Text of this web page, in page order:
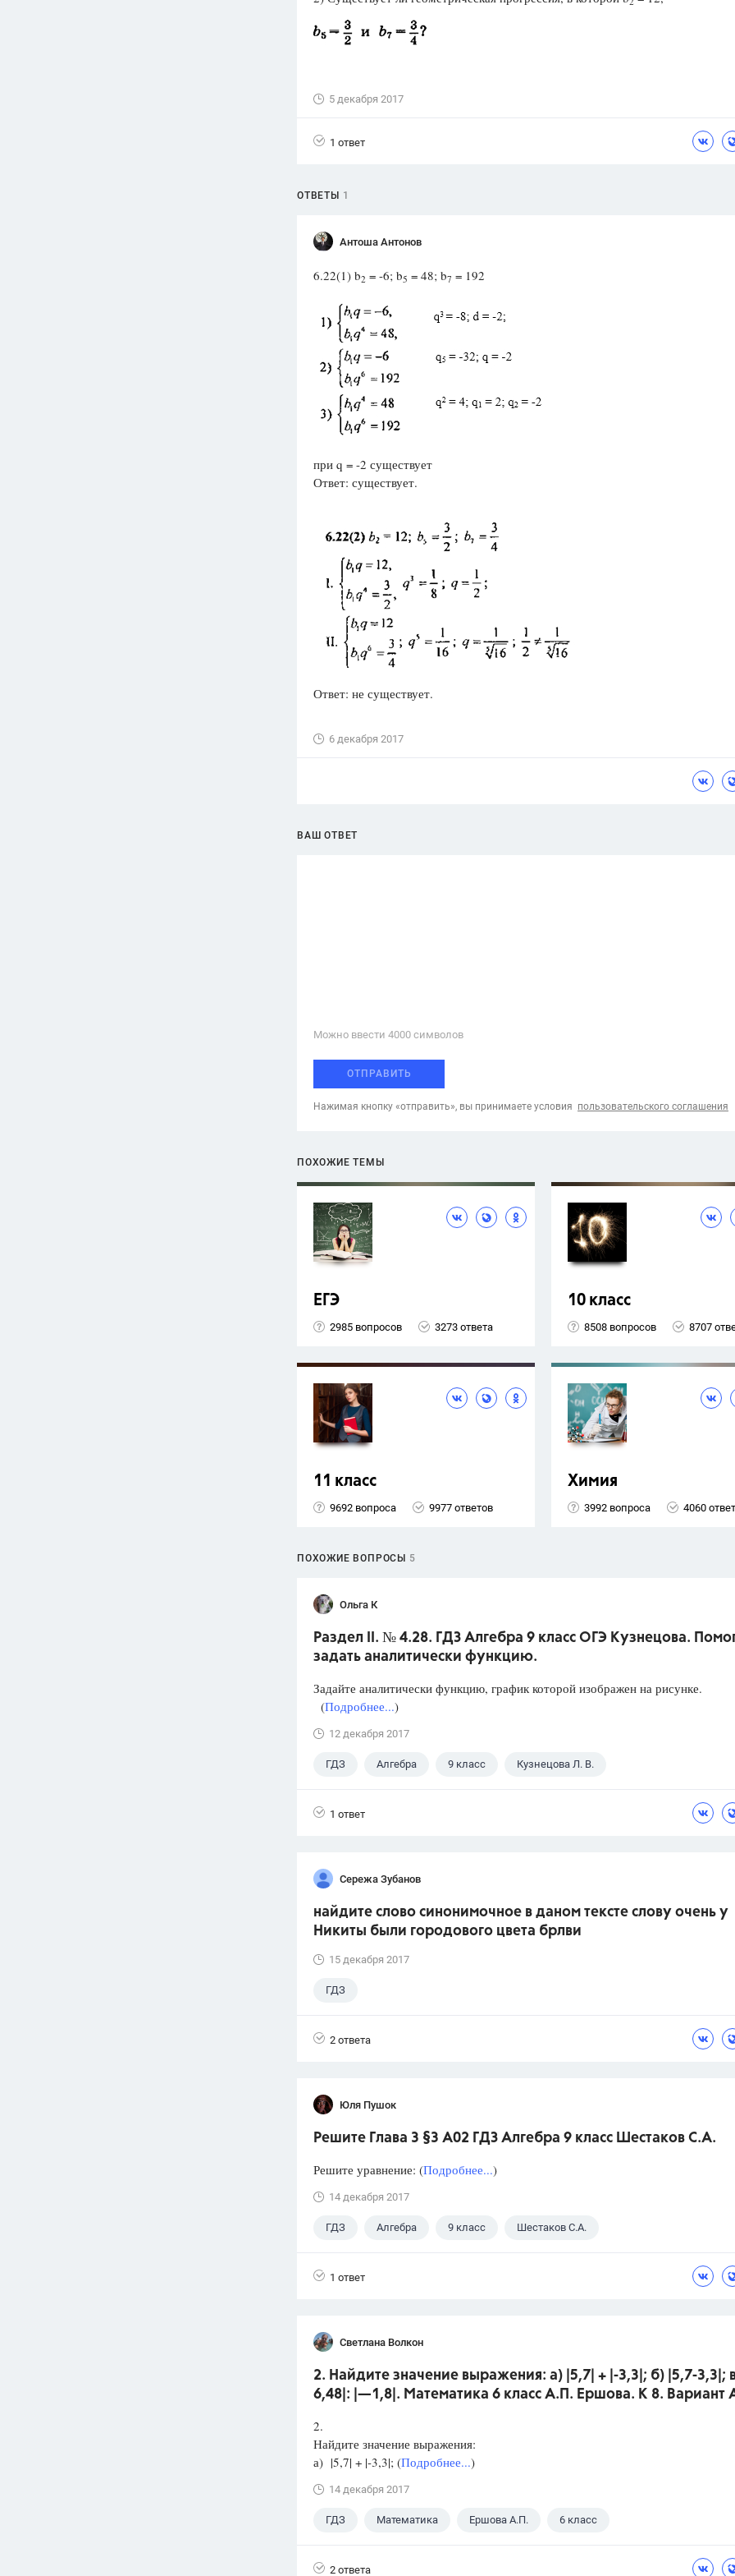
Вузы
ответа
1551 ответ
5 декабря 2017
1 ответ
ОТВЕТЫ 1
Антоша Антонов
6.22(1) b2 = -6; b5 = 48; b7 = 192
при q = -2 существует
Ответ: существует.
Ответ: не существует.
6 декабря 2017
ВАШ ОТВЕТ
Можно ввести 4000 cимволов
ОТПРАВИТЬ
Нажимая кнопку «отправить», вы принимаете условия пользовательского соглашения
ПОХОЖИЕ ТЕМЫ
ЕГЭ
2985 вопросов 3273 ответа
10 класс
8508 вопросов 8707
11 класс
9692 вопроса 9977 ответов
Химия
3992 вопроса 4060
ПОХОЖИЕ ВОПРОСЫ 5
Ольга К
Раздел II. № 4.28. ГДЗ Алгебра 9 класс ОГЭ Кузнецова.
задать аналитически функцию.
Задайте аналитически функцию, график которой изображен на рисунке.
(Подробнее...)
12 декабря 2017
ГДЗ Алгебра 9 класс Кузнецова Л. В.
1 ответ
Сережа Зубанов
найдите слово синонимочное в даном тексте слову очень у
Никиты были городового цвета брлви
15 декабря 2017
ГДЗ
2 ответа
Юля Пушок
Решите Глава 3 §3 А02 ГДЗ Алгебра 9 класс Шестаков С.А.
Решите уравнение: (Подробнее...)
14 декабря 2017
ГДЗ Алгебра 9 класс Шестаков С.А.
1 ответ
Светлана Волкон
2. Найдите значение выражения: а) |5,7| + |-3,3|; б) |5,7-3,3|;
6,48|: |—1,8|. Математика 6 класс А.П. Ершова. К 8. Вариант
2.
Найдите значение выражения:
а) |5,7| + |-3,3|; (Подробнее...)
14 декабря 2017
ГДЗ Математика Ершова А.П. 6 класс
2 ответа